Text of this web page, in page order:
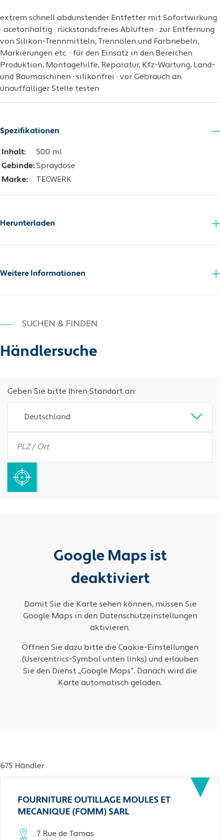
extrem schnell abdunstender Entfetter mit Sofortwirkung
· acetonhaltig · rückstandsfreies Ablüften · zur Entfernung
von Silikon-Trennmitteln, Trennölen und Farbnebeln,
Markierungen etc. · für den Einsatz in den Bereichen
Produktion, Montagehilfe, Reparatur, Kfz-Wartung, Land-
und Baumaschinen · silikonfrei · vor Gebrauch an
unauffälliger Stelle testen
Spezifikationen
Inhalt:
500 ml
Gebinde: Spraydose
Marke:
TECWERK
Herunterladen
Detergenzienverordnung Sicherheitsdatenblatt
Weitere Informationen
SUCHEN & FINDEN
Händlersuche
Geben Sie bitte Ihren Standort an:
Deutschland
Google Maps ist
deaktiviert
Damit Sie die Karte sehen können, müssen Sie
Google Maps in den Datenschutzeinstellungen
aktivieren.
Öffnen Sie dazu bitte die Cookie-Einstellungen
(Usercentrics-Symbol unten links) und erlauben
Sie den Dienst „Google Maps“. Danach wird die
Karte automatisch geladen.
675 Händler
FOURNITURE OUTILLAGE MOULES ET
MECANIQUE (FOMM) SARL
7 Rue de Tamas